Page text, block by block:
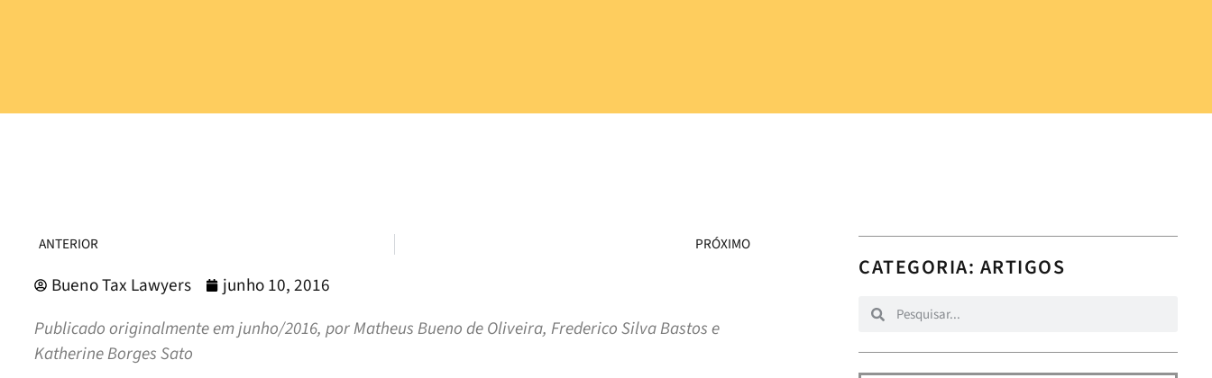
ANTERIOR PRÓXIMO
Bueno Tax Lawyers
junho 10, 2016
Publicado originalmente em junho/2016, por Matheus Bueno de Oliveira, Frederico Silva Bastos e
Katherine Borges Sato
CATEGORIA: ARTIGOS